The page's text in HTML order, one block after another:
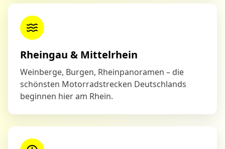
Rheingau & Mittelrhein
Weinberge, Burgen, Rheinpanoramen – die
schönsten Motorradstrecken Deutschlands
beginnen hier am Rhein.